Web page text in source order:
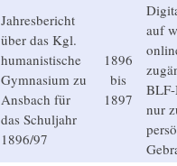
Jahresbericht
über das Kgl.
humanistische
Gymnasium zu
Ansbach für
das Schuljahr
1896/97
1896
bis
1897
auf
nur